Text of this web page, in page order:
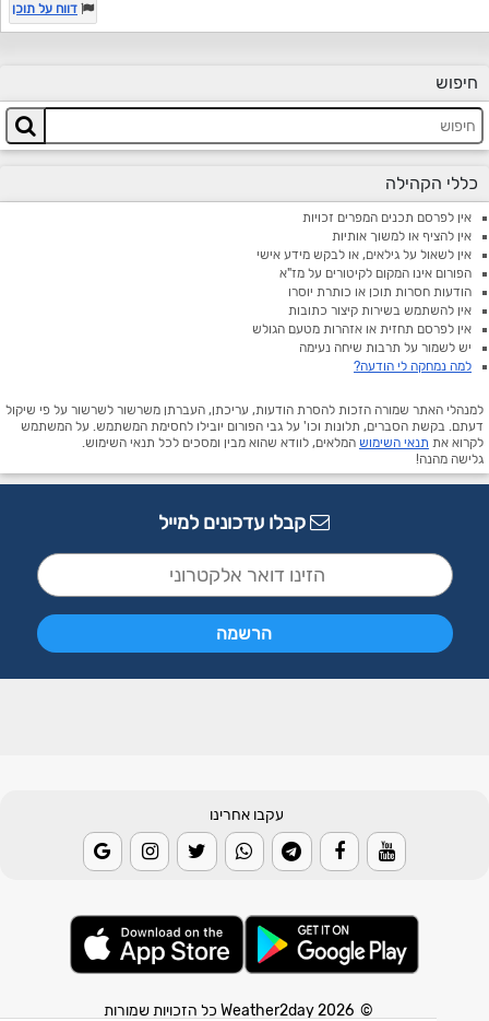
דווח על תוכן
חיפוש
כללי הקהילה
אין לפרסם תכנים המפרים זכויות
אין להציף או למשוך אותיות
אין לשאול על גילאים, או לבקש מידע אישי
הפורום אינו המקום לקיטורים על מז"א
הודעות חסרות תוכן או כותרת יוסרו
אין להשתמש בשירות קיצור כתובות
אין לפרסם תחזית או אזהרות מטעם הגולש
יש לשמור על תרבות שיחה נעימה
למה נמחקה לי הודעה?
למנהלי האתר שמורה הזכות להסרת הודעות, עריכתן, העברתן משרשור לשרשור על פי שיקול
דעתם. בקשת הסברים, תלונות וכו' על גבי הפורום יובילו לחסימת המשתמש. על המשתמש
לקרוא את תנאי השימוש המלאים, לוודא שהוא מבין ומסכים לכל תנאי השימוש.
גלישה מהנה!
קבלו עדכונים למייל
עקבו אחרינו
© 2026 Weather2day כל הזכויות שמורות